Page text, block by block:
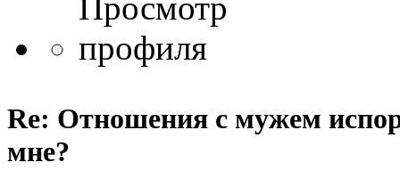
Re: Отношения с мужем
мне?